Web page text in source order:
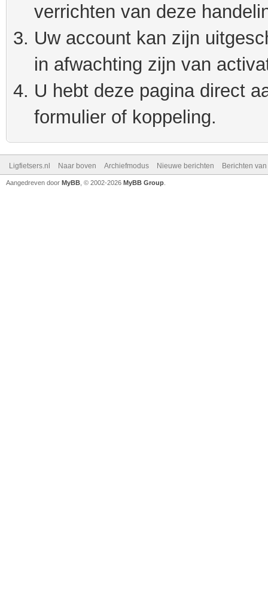
verrichten van deze
Uw account kan zijn
in afwachting zijn van
U hebt deze pagina direct
formulier of koppeling.
Ligfietsers.nl Naar boven Archiefmodus Nieuwe berichten Berichten
Aangedreven door MyBB , © 2002-2026 MyBB Group